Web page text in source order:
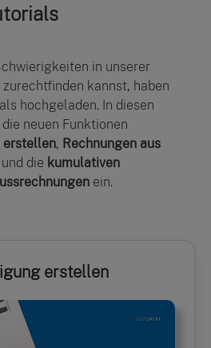
in unserer
kannst, haben
hochgeladen. In diesen
neuen Funktionen
erstellen, Rechnungen aus
und die kumulativen
ein.
erstellen